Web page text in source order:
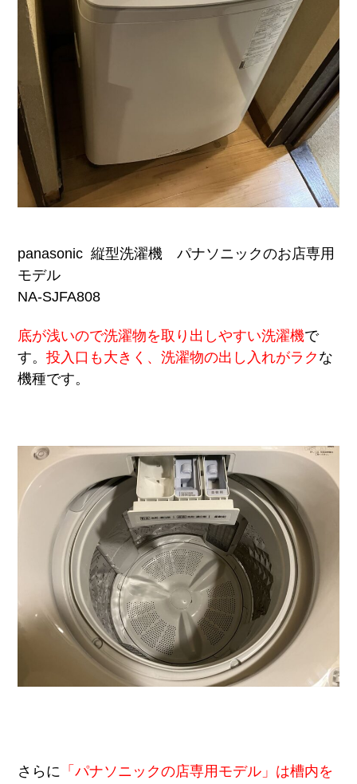
panasonic 縦型洗濯機 パナソニックのお店専用
モデル
NA-SJFA808
底が浅いので洗濯物を取り出しやすい洗濯機で
す。投入口も大きく、洗濯物の出し入れがラク な
機種です。
さらに 「パナソニックの店専用モデル」は槽内を